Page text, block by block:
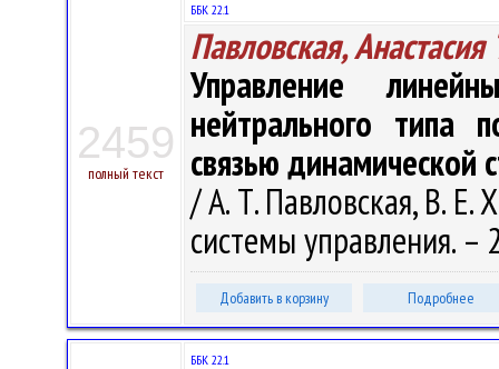
2459
полный текст
ББК 22.1
Павловская, Анастасия
Управление
нейтрального типа
связью динамической
/ А. Т. Павловская, В. Е.
системы управления.
Добавить в корзину Подробнее
ББК 22.1